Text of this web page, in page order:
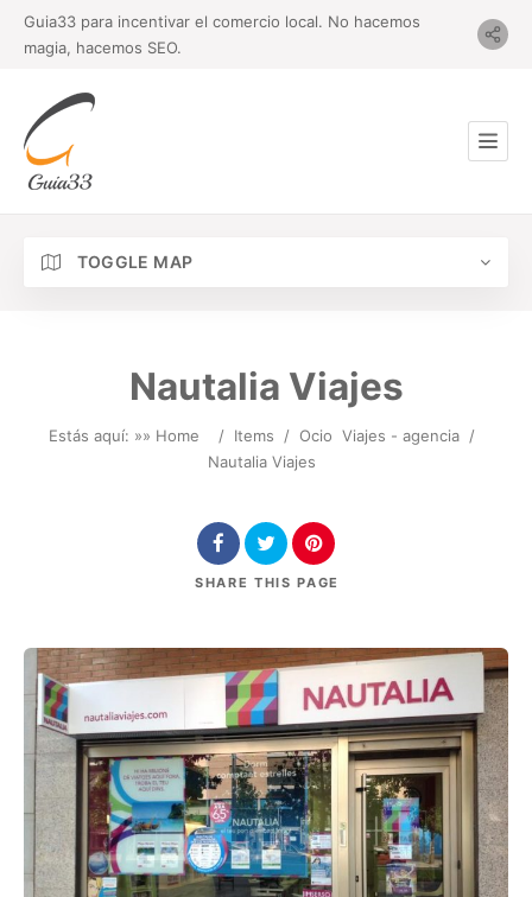
Guia33 para incentivar el comercio local. No hacemos
magia, hacemos SEO.
TOGGLE MAP
Nautalia Viajes
Estás aquí: »» Home / Items / Ocio Viajes - agencia /
Nautalia Viajes
SHARE THIS PAGE